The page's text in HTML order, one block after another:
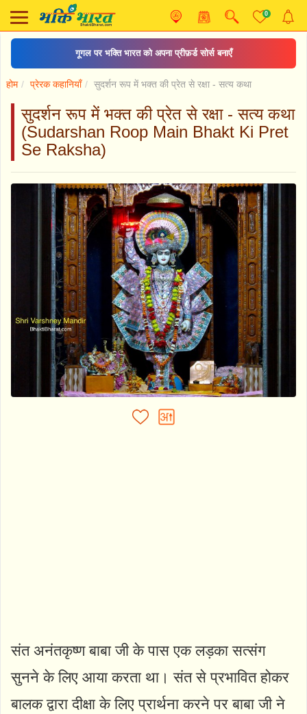
0
गूगल पर भक्ति भारत को अपना प्रीफ़र्ड सोर्स बनाएँ
होम प्रेरक कहानियाँ सुदर्शन रूप में भक्त की प्रेत से रक्षा - सत्य कथा
सुदर्शन रूप में भक्त की प्रेत से रक्षा - सत्य कथा
(Sudarshan Roop Main Bhakt Ki Pret
Se Raksha)
संत अनंतकृष्ण बाबा जी के पास एक लड़का सत्संग
सुनने के लिए आया करता था। संत से प्रभावित होकर
बालक द्वारा दीक्षा के लिए प्रार्थना करने पर बाबा जी ने